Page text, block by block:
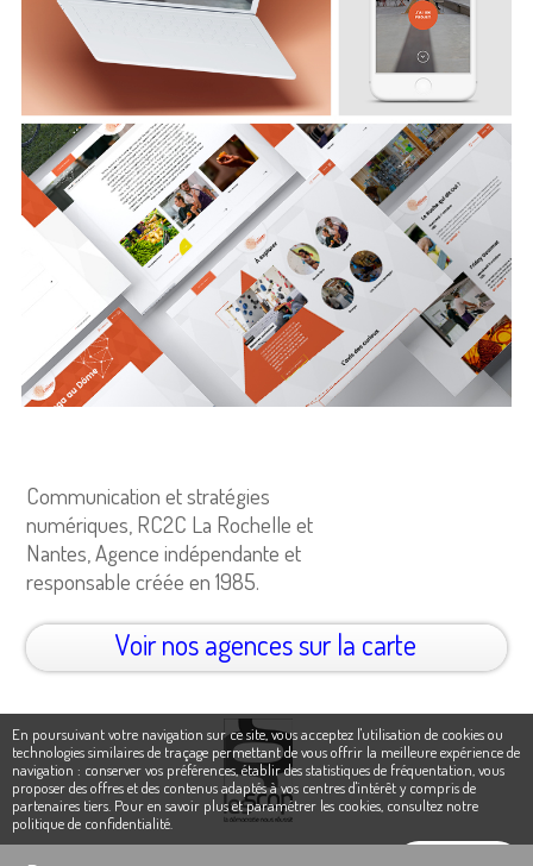
Communication et stratégies
numériques, RC2C La Rochelle et
Nantes, Agence indépendante et
responsable créée en 1985.
Voir nos agences sur la carte
En poursuivant votre navigation sur ce site, vous acceptez l'utilisation de cookies ou
technologies similaires de traçage permettant de vous offrir la meilleure expérience de
navigation : conserver vos préférences, établir des statistiques de fréquentation, vous
proposer des offres et des contenus adaptés à vos centres d'intérêt y compris de
partenaires tiers. Pour en savoir plus et paramétrer les cookies, consultez notre
politique de confidentialité